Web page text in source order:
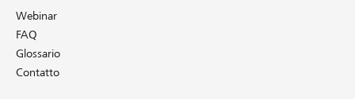
Webinar
FAQ
Glossario
Contatto